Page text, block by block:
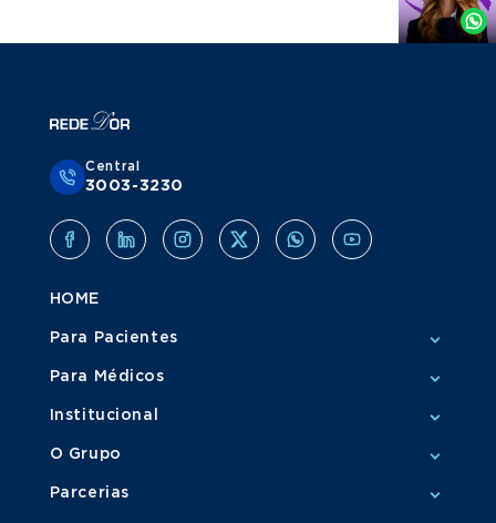
Whatsapp
Central
3003-3230
HOME
Para Pacientes
Para Médicos
Institucional
O Grupo
Parcerias